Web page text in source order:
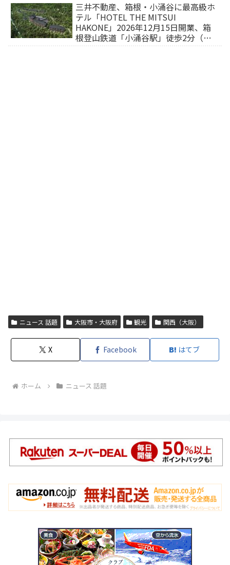
三井不動産、箱根・小涌谷に最高級ホ
テル「HOTEL THE MITSUI
HAKONE」2026年12月15日開業、箱
根登山鉄道「小涌谷駅」徒歩2分（旅
ニュース 話題 大阪市・大阪府 観光 関西（大阪）
X Facebook はてブ
ホーム ニュース 話題